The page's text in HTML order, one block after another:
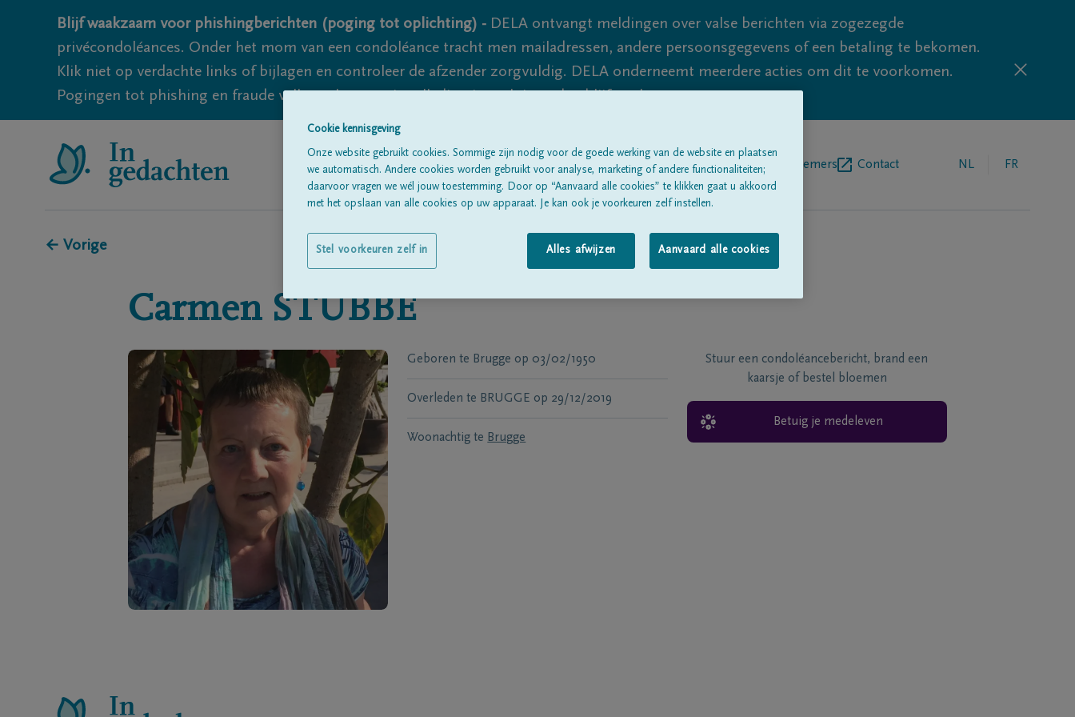
Blijf waakzaam voor phishingberichten (poging tot oplichting) - DELA ontvangt meldingen over valse berichten via zogezegde
privécondoléances. Onder het mom van een condoléance tracht men mailadressen, andere persoonsgegevens of een betaling te bekomen.
Klik niet op verdachte links of bijlagen en controleer de afzender zorgvuldig. DELA onderneemt meerdere acties om dit te voorkomen.
Pogingen tot phishing en fraude vallen echter nooit volledig uit te sluiten, dus blijf waakzaam.
Alle rouwberichtenOver onsBegrafenisondernemers Contact NL FR
← Vorige
Carmen STUBBE
Geboren te Brugge op 03/02/1950
Overleden te BRUGGE op 29/12/2019
Woonachtig te Brugge
Stuur een condoléancebericht, brand een
kaarsje of bestel bloemen
Betuig je medeleven
Cookie kennisgeving
Onze website gebruikt cookies. Sommige zijn nodig voor de goede werking van de website en plaatsen
we automatisch. Andere cookies worden gebruikt voor analyse, marketing of andere functionaliteiten;
daarvoor vragen we wél jouw toestemming. Door op “Aanvaard alle cookies” te klikken gaat u akkoord
met het opslaan van alle cookies op uw apparaat. Je kan ook je voorkeuren zelf instellen.
Alles afwijzen Aanvaard alle cookies
Stel voorkeuren zelf in